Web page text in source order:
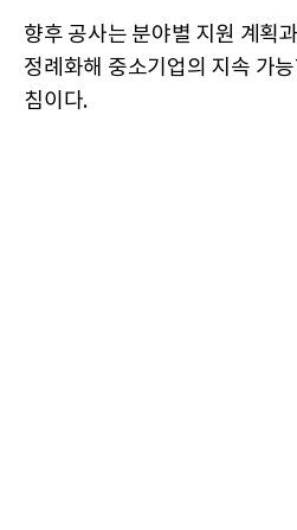
향후 공사는 분야별 지원 계획
정례화해 중소기업의 지속 가
침이다.